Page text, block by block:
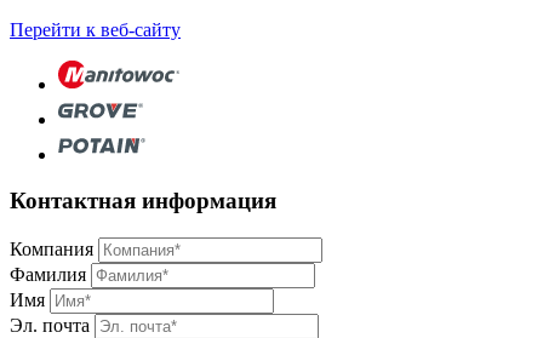
Перейти к веб-сайту
Контактная информация
Компания
Фамилия
Имя
Эл. почта